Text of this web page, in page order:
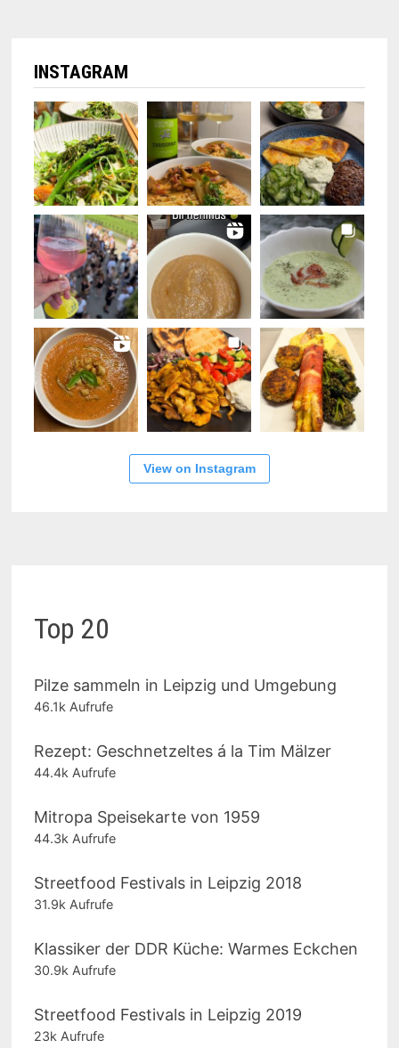
INSTAGRAM
View on Instagram
Top 20
Pilze sammeln in Leipzig und Umgebung
46.1k Aufrufe
Rezept: Geschnetzeltes á la Tim Mälzer
44.4k Aufrufe
Mitropa Speisekarte von 1959
44.3k Aufrufe
Streetfood Festivals in Leipzig 2018
31.9k Aufrufe
Klassiker der DDR Küche: Warmes Eckchen
30.9k Aufrufe
Streetfood Festivals in Leipzig 2019
23k Aufrufe